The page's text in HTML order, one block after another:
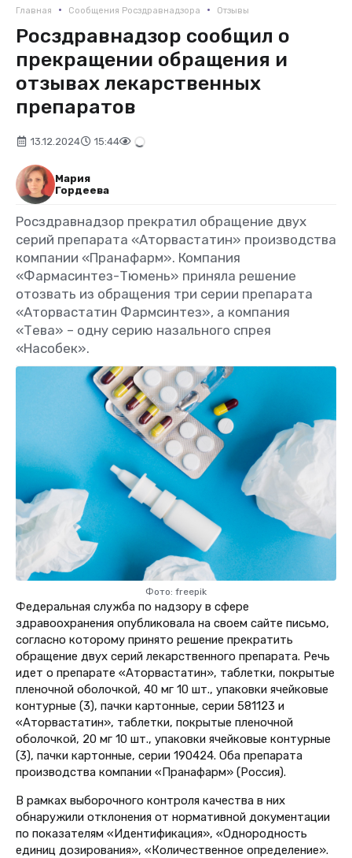
Главная • Сообщения Росздравнадзора • Отзывы
Росздравнадзор сообщил о
прекращении обращения и
отзывах лекарственных
препаратов
13.12.2024 15:44
Мария
Гордеева
Росздравнадзор прекратил обращение двух
серий препарата «Аторвастатин» производства
компании «Пранафарм». Компания
«Фармасинтез-Тюмень» приняла решение
отозвать из обращения три серии препарата
«Аторвастатин Фармсинтез», а компания
«Тева» – одну серию назального спрея
«Насобек».
Фото: freepik
Федеральная служба по надзору в сфере
здравоохранения опубликовала на своем сайте письмо,
согласно которому принято решение прекратить
обращение двух серий лекарственного препарата. Речь
идет о препарате «Аторвастатин», таблетки, покрытые
пленочной оболочкой, 40 мг 10 шт., упаковки ячейковые
контурные (3), пачки картонные, серии 581123 и
«Аторвастатин», таблетки, покрытые пленочной
оболочкой, 20 мг 10 шт., упаковки ячейковые контурные
(3), пачки картонные, серии 190424. Оба препарата
производства компании «Пранафарм» (Россия).
В рамках выборочного контроля качества в них
обнаружили отклонения от нормативной документации
по показателям «Идентификация», «Однородность
единиц дозирования», «Количественное определение».